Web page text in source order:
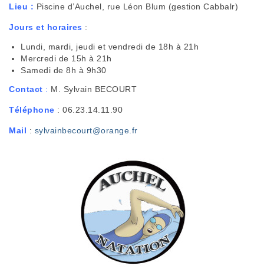
Lieu : Piscine d’Auchel, rue Léon Blum (gestion Cabbalr)
Jours et horaires :
Lundi, mardi, jeudi et vendredi de 18h à 21h
Mercredi de 15h à 21h
Samedi de 8h à 9h30
Contact : M. Sylvain BECOURT
Téléphone : 06.23.14.11.90
Mail : sylvainbecourt@orange.fr